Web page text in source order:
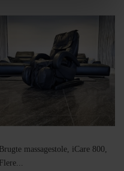
Brugte massagestole, iCare 800,
Flere...